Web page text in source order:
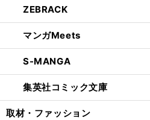
ZEBRACK
マンガMeets
S-MANGA
集英社コミック文庫
取材・ファッション